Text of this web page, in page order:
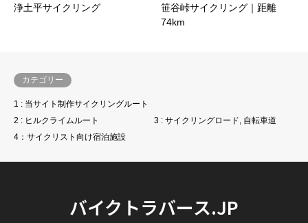
浄土平サイクリング
笹谷峠サイクリング｜距離
74km
カテゴリー
1 : 当サイト制作サイクリングルート
2 : ヒルクライムルート
3 : サイクリングロード, 自転車道
4：サイクリスト向け宿泊施設
バイクトラバース.JP